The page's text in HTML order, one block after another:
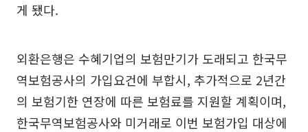
게 됐다.
외환은행은 수혜기업의 보험만기가 도래되고 한국무
역보험공사의 가입요건에 부합시, 추가적으로 2년간
의 보험기한 연장에 따른 보험료를 지원할 계획이며,
한국무역보험공사와 미거래로 이번 보험가입 대상에